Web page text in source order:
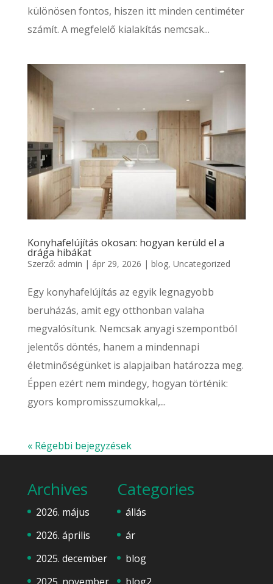
különösen fontos, hiszen itt minden centiméter
számít. A megfelelő kialakítás nemcsak...
Konyhafelújítás okosan: hogyan kerüld el a
drága hibákat
Szerző: admin | ápr 29, 2026 | blog, Uncategorized
Egy konyhafelújítás az egyik legnagyobb
beruházás, amit egy otthonban valaha
megvalósítunk. Nemcsak anyagi szempontból
jelentős döntés, hanem a mindennapi
életminőségünket is alapjaiban határozza meg.
Éppen ezért nem mindegy, hogyan történik:
gyors kompromisszumokkal,...
« Régebbi bejegyzések
Archives
2026. május
2026. április
2025. december
Categories
állás
ár
blog